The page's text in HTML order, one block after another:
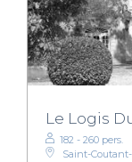
Le Logis
182 - 260 pers.
Saint-